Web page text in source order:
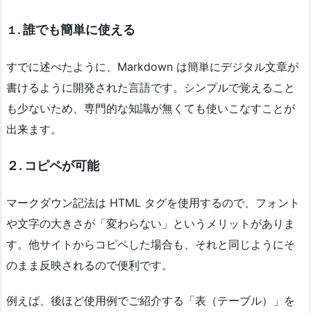
１. 誰でも簡単に使える
すでに述べたように、Markdown は簡単にデジタル文章が
書けるように開発された言語です。シンプルで覚えること
も少ないため、専門的な知識が無くても使いこなすことが
出来ます。
２. コピペが可能
マークダウン記法は HTML タグを使用するので、フォント
や文字の大きさが「変わらない」というメリットがありま
す。他サイトからコピペした場合も、それと同じようにそ
のまま反映されるので便利です。
例えば、後ほど使用例でご紹介する「表（テーブル）」を